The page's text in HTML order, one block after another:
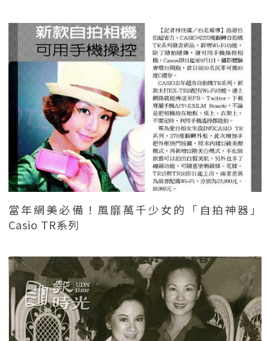
當年網美必備！風靡萬千少女的「自拍神器」
Casio TR系列